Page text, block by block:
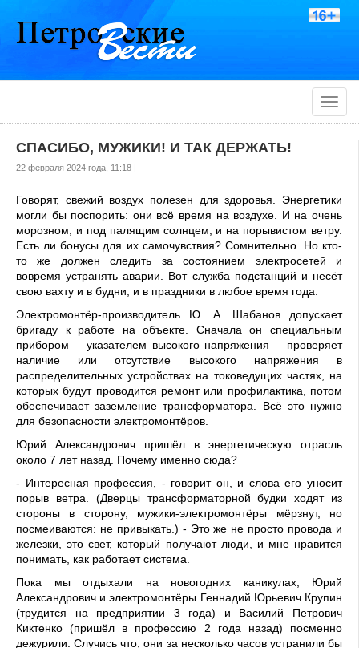
Toggle
СПАСИБО, МУЖИКИ! И ТАК ДЕРЖАТЬ!
22 февраля 2024 года, 11:18 |
Говорят, свежий воздух полезен для здоровья. Энергетики
могли бы поспорить: они всё время на воздухе. И на очень
мо­розном, и под палящим солнцем, и на порыви­стом ветру.
Есть ли бону­сы для их самочувствия? Сомнительно. Но кто-
то же должен следить за со­стоянием электросетей и
вовремя устранять ава­рии. Вот служба подстан­ций и несёт
свою вахту и в будни, и в праздники в любое время года.
Электромонтёр-произво­дитель Ю. А. Шабанов допу­скает
бригаду к работе на объекте. Сначала он специ­альным
прибором – указате­лем высокого напряжения – проверяет
наличие или от­сутствие высокого напряже­ния в
распределительных устройствах на токоведущих частях, на
которых будут про­водится ремонт или профи­лактика, потом
обеспечивает заземление трансформатора. Всё это нужно
для безопасно­сти электромонтёров.
Юрий Александрович пришёл в энергетическую отрасль
около 7 лет назад. Почему именно сюда?
- Интересная профессия, - говорит он, и слова его уно­сит
порыв ветра. (Дверцы трансформаторной будки ходят из
стороны в сторону, мужики-электромонтёры мёрзнут, но
посмеиваются: не привыкать.) - Это же не просто провода и
железки, это свет, который получают люди, и мне нравится
пони­мать, как работает система.
Пока мы отдыхали на но­вогодних каникулах, Юрий
Александрович и электромонтёры Геннадий Юрьевич Крупин
(трудится на пред­приятии 3 года) и Василий Петрович
Киктенко (пришёл в профессию 2 года назад) посменно
дежурили. Слу­чись что, они за несколько часов устранили бы